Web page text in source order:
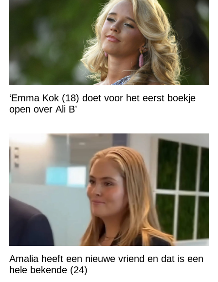
‘Emma Kok (18) doet voor het eerst boekje
open over Ali B’
Amalia heeft een nieuwe vriend en dat is een
hele bekende (24)